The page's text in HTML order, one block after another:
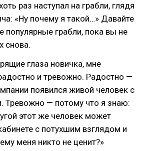
раз наступал на грабли, глядя
«Ну почему я такой…» Давайте
популярные грабли, пока вы не
снова.
глаза новичка, мне
и тревожно. Радостно —
появился живой человек с
Тревожно — потому что я знаю:
этот же человек может
с потухшим взглядом и
меня никто не ценит?»